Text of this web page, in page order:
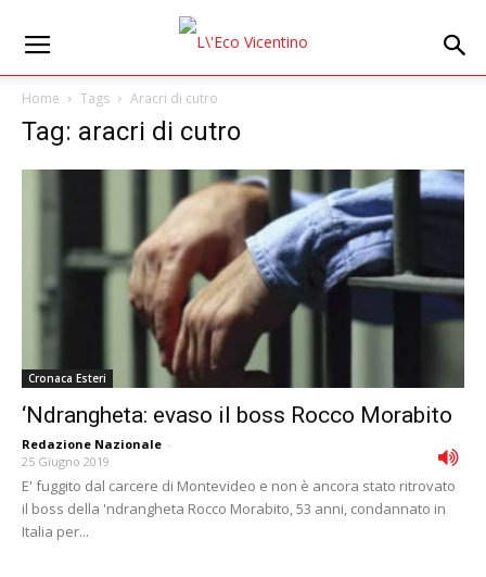
Home Tags Aracri di cutro
Tag: aracri di cutro
Cronaca Esteri
‘Ndrangheta: evaso il boss Rocco Morabito
Redazione Nazionale -
25 Giugno 2019
E' fuggito dal carcere di Montevideo e non è ancora stato ritrovato
il boss della 'ndrangheta Rocco Morabito, 53 anni, condannato in
Italia per...